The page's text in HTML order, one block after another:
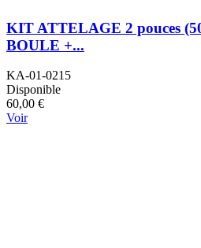
KIT ATTELAGE 2 pouces
BOULE +...
KA-01-0215
Disponible
60,00 €
Voir